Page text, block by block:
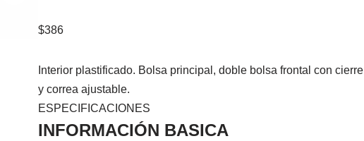
$386
Interior plastificado. Bolsa principal, doble bolsa frontal con cierre
y correa ajustable.
ESPECIFICACIONES
INFORMACIÓN BASICA